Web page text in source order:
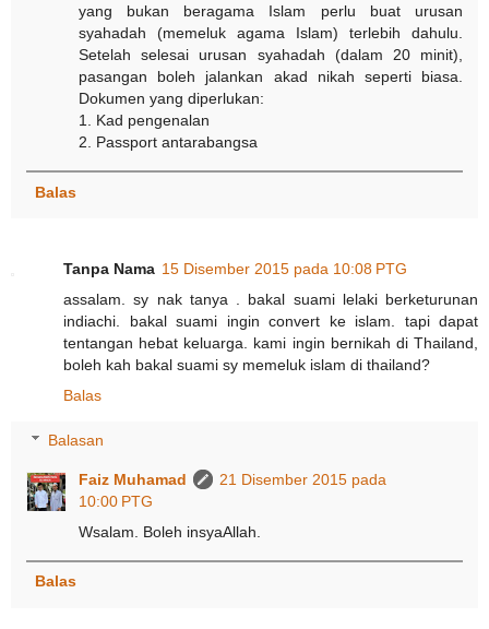
yang bukan beragama Islam perlu buat urusan
syahadah (memeluk agama Islam) terlebih dahulu.
Setelah selesai urusan syahadah (dalam 20 minit),
pasangan boleh jalankan akad nikah seperti biasa.
Dokumen yang diperlukan:
1. Kad pengenalan
2. Passport antarabangsa
Balas
Tanpa Nama 15 Disember 2015 pada 10:08 PTG
assalam. sy nak tanya . bakal suami lelaki berketurunan
indiachi. bakal suami ingin convert ke islam. tapi dapat
tentangan hebat keluarga. kami ingin bernikah di Thailand,
boleh kah bakal suami sy memeluk islam di thailand?
Balas
Balasan
Faiz Muhamad
21 Disember 2015 pada
10:00 PTG
Wsalam. Boleh insyaAllah.
Balas